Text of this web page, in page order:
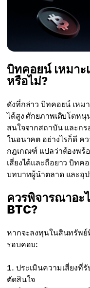
บิทคอยน์ เหมาะ
หรือไม่?
ดังที่กล่าว บิทคอยน์ เหม
ได้สูง ศักยภาพเติบโตห
สนใจจากสถาบัน และก
ในอนาคต อย่างไรก็ดี
กฎเกณฑ์ แปลว่าต้องพร้
เสี่ยงได้และถือยาว บิท
บทบาทผู้นำตลาด และอุ
ควรพิจารณาอะ
BTC?
หากจะลงทุนในสินทรัพย์
รอบคอบ:
ประเมินความเสี่ยงที่
ตัดสินใจ